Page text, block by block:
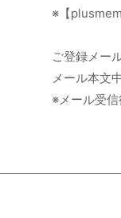
※【
ご登録メー
メール本文
※メール受